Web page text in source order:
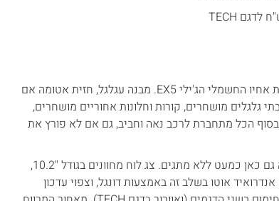
העיצוב החיצוני של הסטאריי dm-i מזכיר יותר מכל את אחיו החשמלי הג'ילי EX5. מבנה עגלגל, חזית אטומה אם
גלגלים מושחרים, קורות וחלונות אחוריים מושחרים,
הכל מתחברת לרכב נאה וחביב, גם אם לא פורץ את
פנים הרכב נאה ומרגיש מאוד אוורירי. כמצוות האופנה גם כאן כמעט ללא מתגים. צג לוח מחוונים בגודל "10.2,
קארפליי. אנדרואיד אוטו בשלב זה באמצעות דונגל, וצפוי עדכון